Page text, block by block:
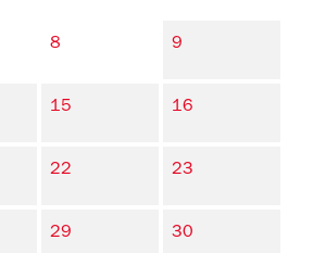
8 9
15 16
22 23
29 30